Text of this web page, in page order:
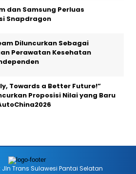
dan Samsung Perluas
Snapdragon
Diluncurkan Sebagai
Perawatan Kesehatan
Towards a Better Future!”
Proposisi Nilai yang Baru
Trans Sulawesi Pantai Selatan